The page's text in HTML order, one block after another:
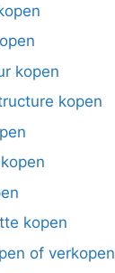
kopen
kopen
kopen
of verkopen